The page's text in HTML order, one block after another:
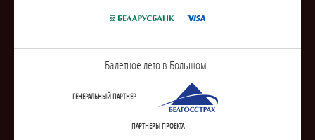
Балетное лето в Большом
ГЕНЕРАЛЬНЫЙ ПАРТНЕР
ПАРТНЕРЫ ПРОЕКТА